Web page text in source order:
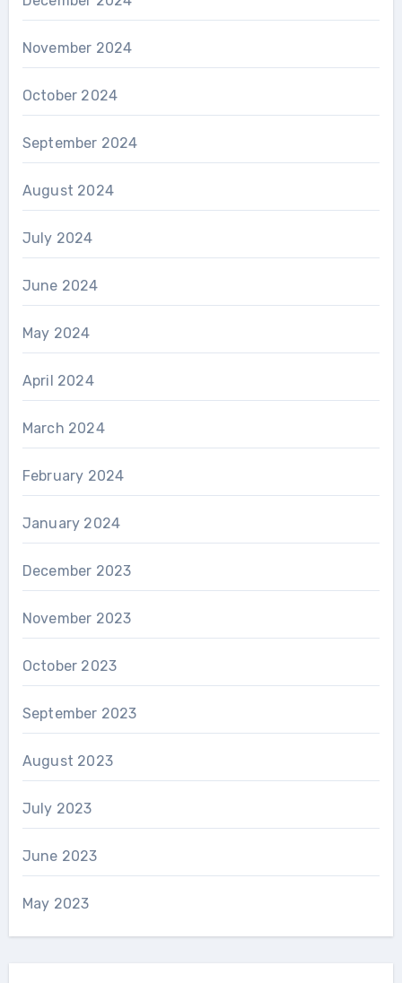
November 2024
October 2024
September 2024
August 2024
July 2024
June 2024
May 2024
April 2024
March 2024
February 2024
January 2024
December 2023
November 2023
October 2023
September 2023
August 2023
July 2023
June 2023
May 2023